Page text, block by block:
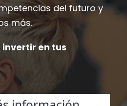
del futuro y
más.
invertir en tus